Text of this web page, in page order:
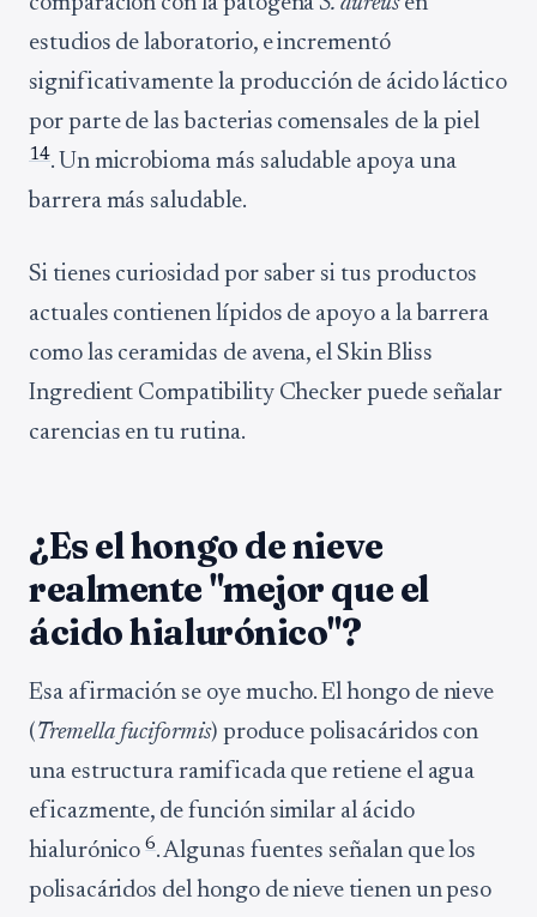
estudios de laboratorio, e incrementó
significativamente la producción de ácido láctico
por parte de las bacterias comensales de la piel
14. Un microbioma más saludable apoya una
barrera más saludable.
Si tienes curiosidad por saber si tus productos
actuales contienen lípidos de apoyo a la barrera
como las ceramidas de avena, el Skin Bliss
Ingredient Compatibility Checker puede señalar
carencias en tu rutina.
¿Es el hongo de nieve
realmente "mejor que el
ácido hialurónico"?
Esa afirmación se oye mucho. El hongo de nieve
( Tremella fuciformis) produce polisacáridos con
una estructura ramificada que retiene el agua
eficazmente, de función similar al ácido
hialurónico6. Algunas fuentes señalan que los
polisacáridos del hongo de nieve tienen un peso